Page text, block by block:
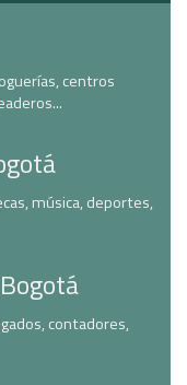
centros
música, deportes,
contadores,